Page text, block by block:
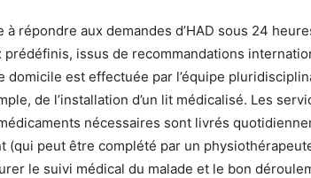
à répondre aux demandes d’HAD sous 24
issus de recommandations
domicile est effectuée par l’équipe
de l’installation d’un lit médicalisé. Les
nécessaires sont livrés
(qui peut être complété par un
le suivi médical du malade et le bon